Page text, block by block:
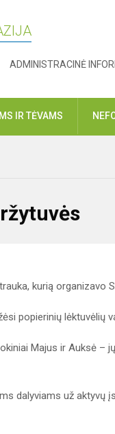
ADMINISTRACINĖ
IR TĖVAMS
kurią organizavo
popierinių lėktuvėlių
Majus ir Auksė –
dalyviams už aktyvų